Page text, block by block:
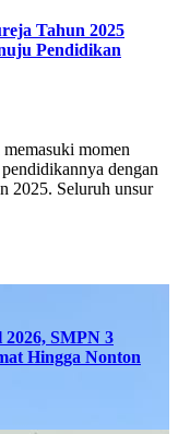
Tahun 2025
Pendidikan
momen
dengan
2025. Seluruh unsur
SMPN 3
Hingga Nonton